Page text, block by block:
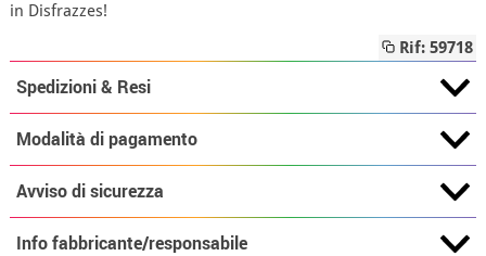
in Disfrazzes!
Rif: 59718
Spedizioni & Resi
Modalità di pagamento
Avviso di sicurezza
Info fabbricante/responsabile